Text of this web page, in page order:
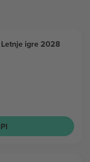
Letnje igre 2028